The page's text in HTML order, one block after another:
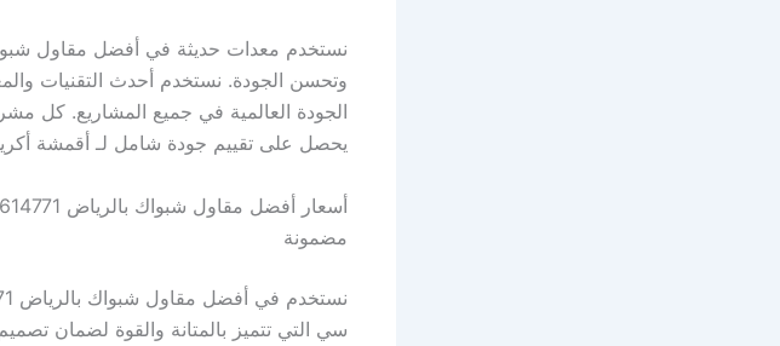
وتحسن الجودة. نستخدم أحدث التقنيات
يحصل على تقييم جودة شامل لـ أقمشة
مضمونة
سي التي تتميز بالمتانة والقوة لضمان